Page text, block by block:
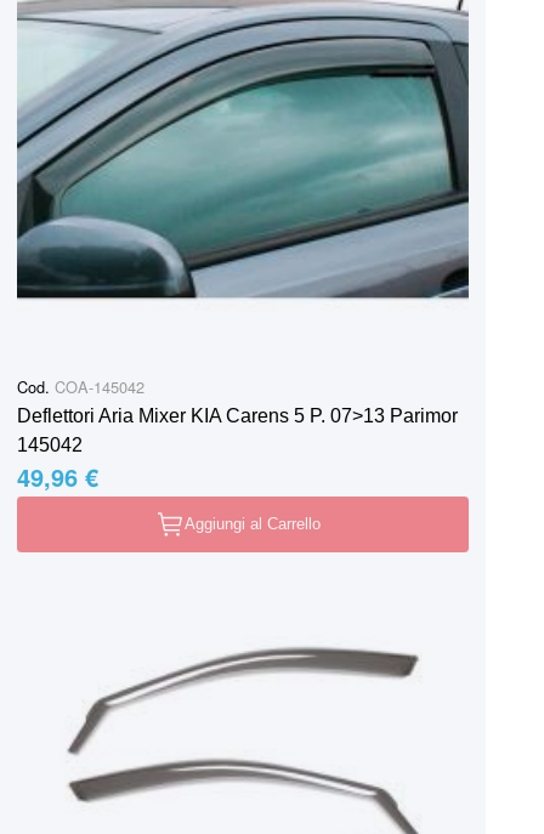
Cod. COA-145042
Deflettori Aria Mixer KIA Carens 5 P. 07>13 Parimor
145042
49,96 €
Aggiungi al Carrello